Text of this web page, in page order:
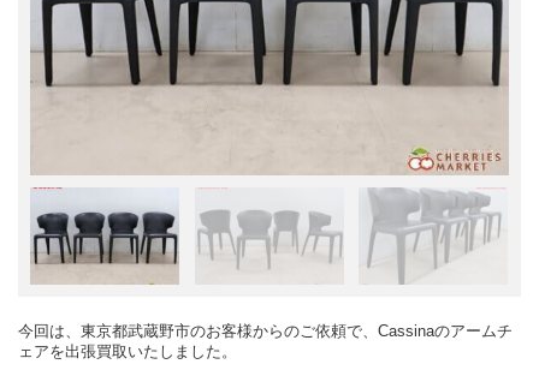
今回は、東京都武蔵野市のお客様からのご依頼で、Cassinaのアームチ
ェアを出張買取いたしました。